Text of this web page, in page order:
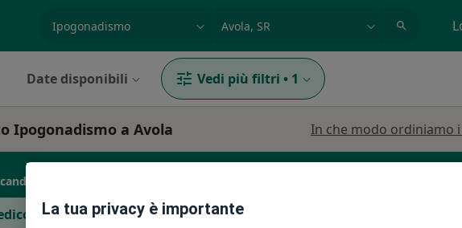
Date disponibili Vedi più filtri • 1
Ipogonadismo a Avola In che modo ordiniamo
di medicina generale
La tua privacy è importante